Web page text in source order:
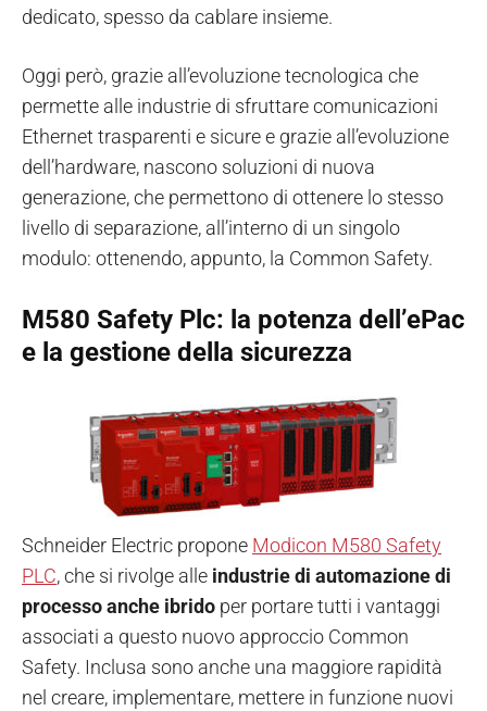
dedicato, spesso da cablare insieme.
Oggi però, grazie all’evoluzione tecnologica che
permette alle industrie di sfruttare comunicazioni
Ethernet trasparenti e sicure e grazie all’evoluzione
dell’hardware, nascono soluzioni di nuova
generazione, che permettono di ottenere lo stesso
livello di separazione, all’interno di un singolo
modulo: ottenendo, appunto, la Common Safety.
M580 Safety Plc: la potenza dell’ePac
e la gestione della sicurezza
Schneider Electric propone Modicon M580 Safety
PLC, che si rivolge alle industrie di automazione di
processo anche ibrido per portare tutti i vantaggi
associati a questo nuovo approccio Common
Safety. Inclusa sono anche una maggiore rapidità
nel creare, implementare, mettere in funzione nuovi